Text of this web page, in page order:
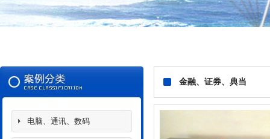
电脑、通讯、数码
金融、证券、典当